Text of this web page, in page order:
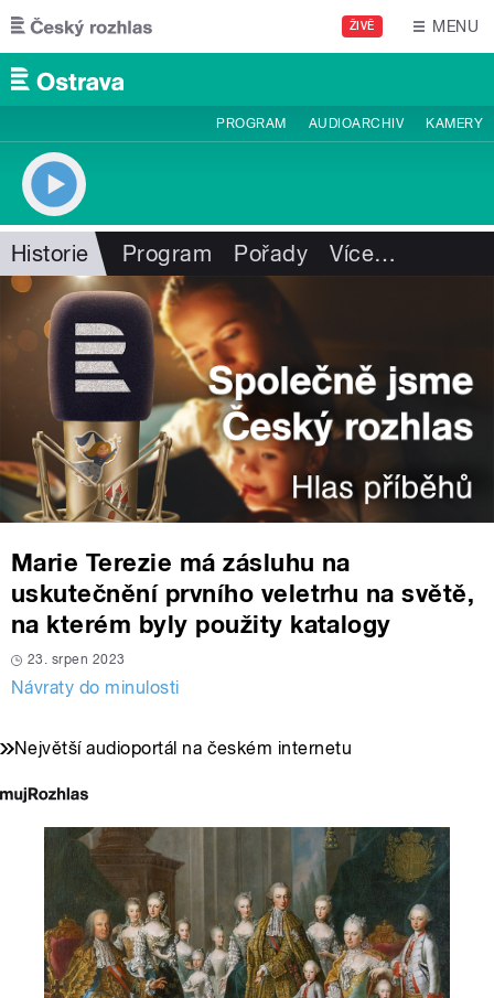
Přejít k hlavnímu obsahu
ŽIVĚ MENU
PROGRAM AUDIOARCHIV KAMERY
Historie Program Pořady Více…
Marie Terezie má zásluhu na
uskutečnění prvního veletrhu na světě,
na kterém byly použity katalogy
23. srpen 2023
Návraty do minulosti
Největší audioportál na českém internetu